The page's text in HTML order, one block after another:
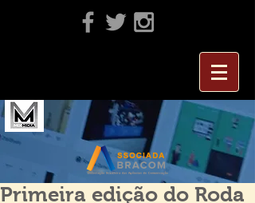
Primeira edição do Roda